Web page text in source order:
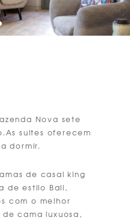
Nova sete
suites oferecem
dormir.
de casal king
de estilo Bali,
com o melhor
cama luxuosa,